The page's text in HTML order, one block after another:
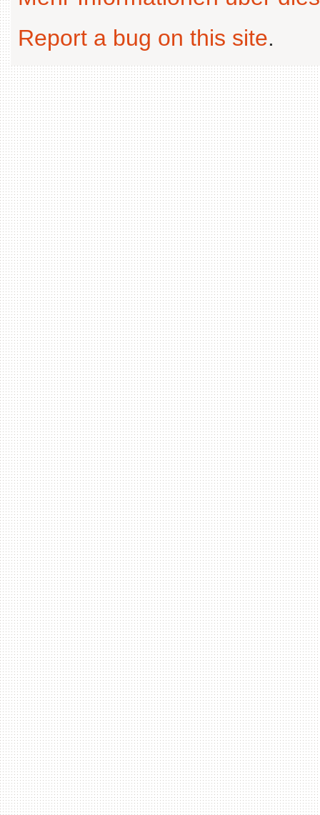
Report a bug on this site.